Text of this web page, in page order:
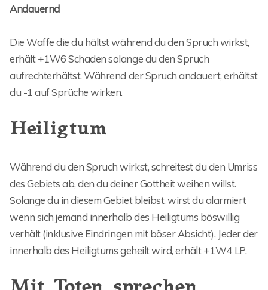
Andauernd
Die Waffe die du hältst während du den Spruch wirkst,
erhält +1W6 Schaden solange du den Spruch
aufrechterhältst. Während der Spruch andauert, erhältst
du -1 auf Sprüche wirken.
Heiligtum
Während du den Spruch wirkst, schreitest du den Umriss
des Gebiets ab, den du deiner Gottheit weihen willst.
Solange du in diesem Gebiet bleibst, wirst du alarmiert
wenn sich jemand innerhalb des Heiligtums böswillig
verhält (inklusive Eindringen mit böser Absicht). Jeder der
innerhalb des Heiligtums geheilt wird, erhält +1W4 LP.